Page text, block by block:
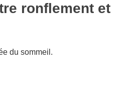
ronflement et
du sommeil.